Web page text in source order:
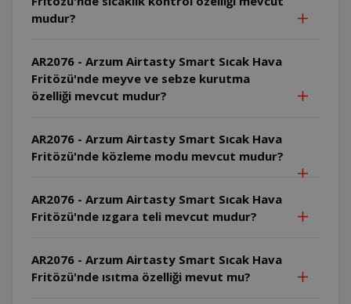
mudur?
AR2076 - Arzum Airtasty Smart Sıcak Hava
Fritözü'nde meyve ve sebze kurutma
özelliği mevcut mudur?
AR2076 - Arzum Airtasty Smart Sıcak Hava
Fritözü'nde közleme modu mevcut mudur?
AR2076 - Arzum Airtasty Smart Sıcak Hava
Fritözü'nde ızgara teli mevcut mudur?
AR2076 - Arzum Airtasty Smart Sıcak Hava
Fritözü'nde ısıtma özelliği mevut mu?